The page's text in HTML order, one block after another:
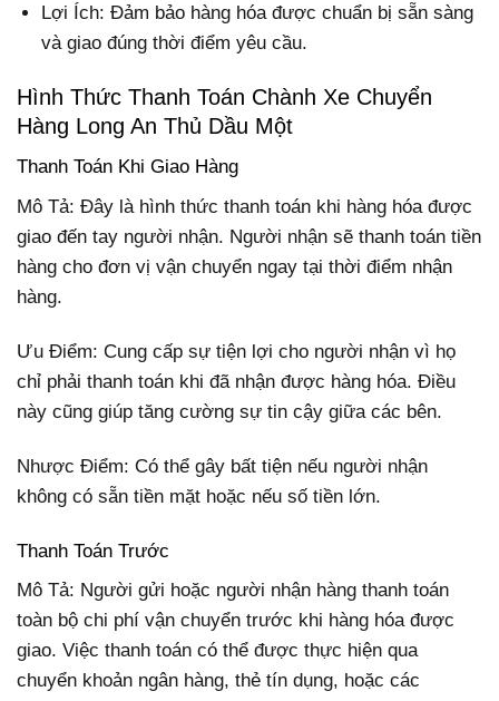
Lợi Ích: Đảm bảo hàng hóa được chuẩn bị sẵn sàng
và giao đúng thời điểm yêu cầu.
Hình Thức Thanh Toán Chành Xe Chuyển
Hàng Long An Thủ Dầu Một
Thanh Toán Khi Giao Hàng
Mô Tả: Đây là hình thức thanh toán khi hàng hóa được
giao đến tay người nhận. Người nhận sẽ thanh toán tiền
hàng cho đơn vị vận chuyển ngay tại thời điểm nhận
hàng.
Ưu Điểm: Cung cấp sự tiện lợi cho người nhận vì họ
chỉ phải thanh toán khi đã nhận được hàng hóa. Điều
này cũng giúp tăng cường sự tin cậy giữa các bên.
Nhược Điểm: Có thể gây bất tiện nếu người nhận
không có sẵn tiền mặt hoặc nếu số tiền lớn.
Thanh Toán Trước
Mô Tả: Người gửi hoặc người nhận hàng thanh toán
toàn bộ chi phí vận chuyển trước khi hàng hóa được
giao. Việc thanh toán có thể được thực hiện qua
chuyển khoản ngân hàng, thẻ tín dụng, hoặc các